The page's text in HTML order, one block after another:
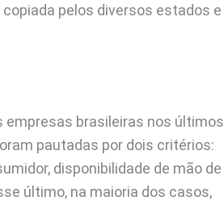
pelos diversos estados e
empresas brasileiras nos últimos
pautadas por dois critérios:
disponibilidade de mão de
último, na maioria dos casos,